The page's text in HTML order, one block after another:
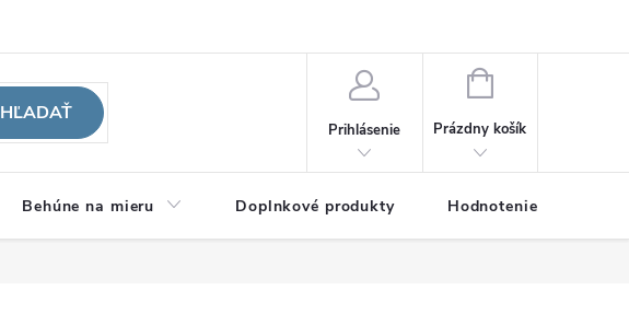
HĽADAŤ
Prihlásenie
NÁKUPNÝ
Prázdny košík
Behúne na mieru Doplnkové produkty Hodnotenie obchodu